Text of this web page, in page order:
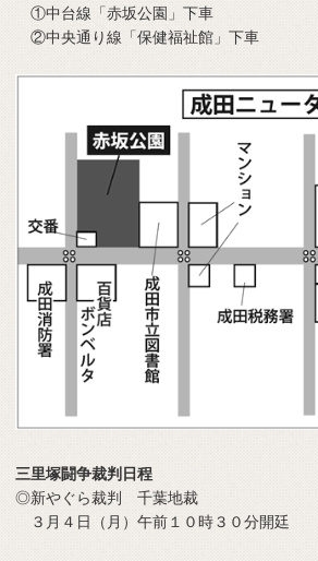
①中台線「赤坂公園」下車
②中央通り線「保健福祉館」下車
三里塚闘争裁判日程
◎新やぐら裁判 千葉地裁
３月４日（月）午前１０時３０分開廷